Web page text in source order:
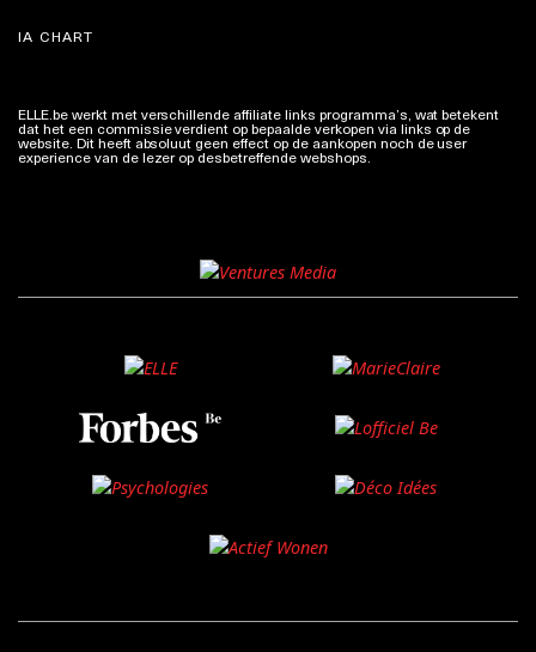
IA CHART
ELLE.be werkt met verschillende affiliate links programma’s, wat betekent
dat het een commissie verdient op bepaalde verkopen via links op de
website. Dit heeft absoluut geen effect op de aankopen noch de user
experience van de lezer op desbetreffende webshops.